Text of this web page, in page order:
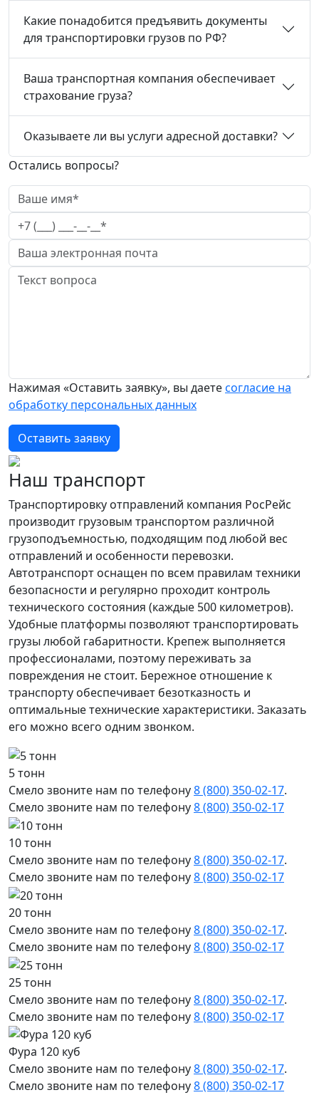
Какие понадобится предъявить документы
для транспортировки грузов по РФ?
Ваша транспортная компания обеспечивает
страхование груза?
Оказываете ли вы услуги адресной доставки?
Остались вопросы?
Нажимая «Оставить заявку», вы даетесогласие на
обработку персональных данных
Оставить заявку
Наш транспорт
Транспортировку отправлений компания РосРейс
производит грузовым транспортом различной
грузоподъемностью, подходящим под любой вес
отправлений и особенности перевозки.
Автотранспорт оснащен по всем правилам техники
безопасности и регулярно проходит контроль
технического состояния (каждые 500 километров).
Удобные платформы позволяют транспортировать
грузы любой габаритности. Крепеж выполняется
профессионалами, поэтому переживать за
повреждения не стоит. Бережное отношение к
транспорту обеспечивает безотказность и
оптимальные технические характеристики. Заказать
его можно всего одним звонком.
5 тонн
Смело звоните нам по телефону8 (800) 350-02-17.
Смело звоните нам по телефону8 (800) 350-02-17
10 тонн
Смело звоните нам по телефону8 (800) 350-02-17.
Смело звоните нам по телефону8 (800) 350-02-17
20 тонн
Смело звоните нам по телефону8 (800) 350-02-17.
Смело звоните нам по телефону8 (800) 350-02-17
25 тонн
Смело звоните нам по телефону8 (800) 350-02-17.
Смело звоните нам по телефону8 (800) 350-02-17
Фура 120 куб
Смело звоните нам по телефону8 (800) 350-02-17.
Смело звоните нам по телефону8 (800) 350-02-17